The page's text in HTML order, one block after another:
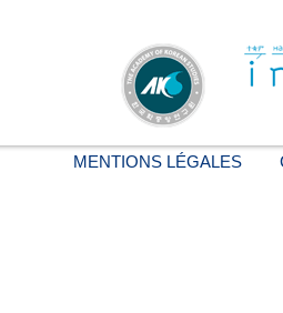
MENTIONS LÉGALES